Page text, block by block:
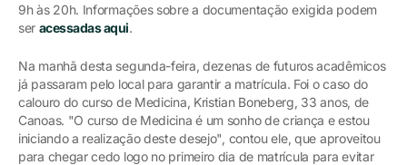
9h às 20h. Informações sobre a documentação exigida podem
ser acessadas aqui.
Na manhã desta segunda-feira, dezenas de futuros acadêmicos
já passaram pelo local para garantir a matrícula. Foi o caso do
calouro do curso de Medicina, Kristian Boneberg, 33 anos, de
Canoas. "O curso de Medicina é um sonho de criança e estou
iniciando a realização deste desejo", contou ele, que aproveitou
para chegar cedo logo no primeiro dia de matrícula para evitar